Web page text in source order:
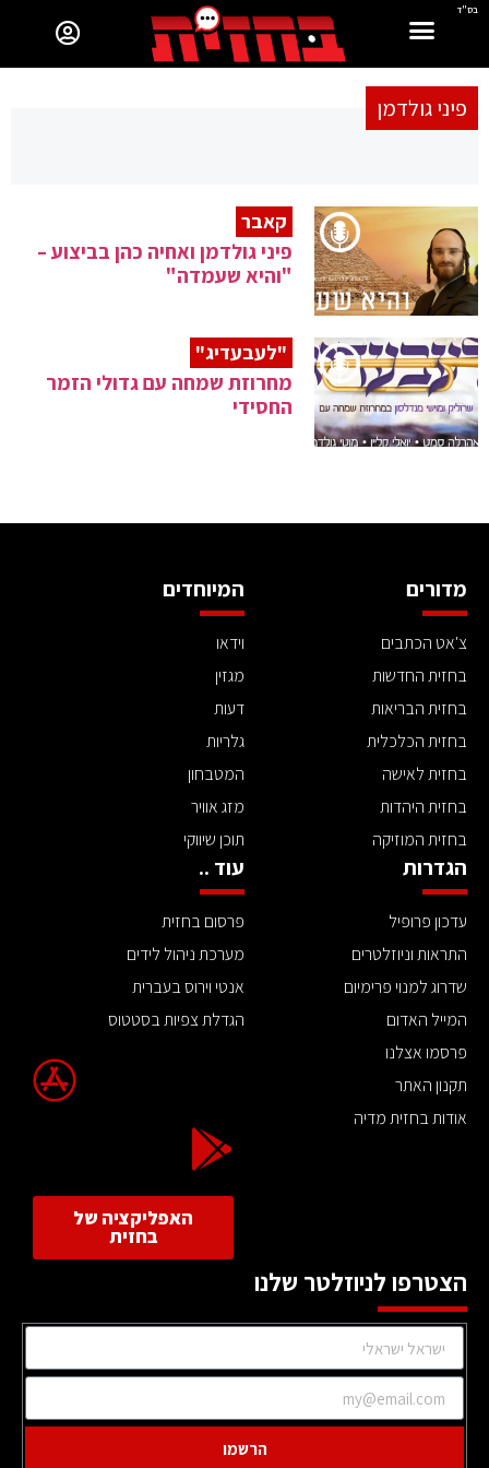
בס"ד
פיני גולדמן
קאבר
פיני גולדמן ואחיה כהן בביצוע –
"והיא שעמדה"
"לעבעדיג"
מחרוזת שמחה עם גדולי הזמר
החסידי
מדורים
צ'אט הכתבים
בחזית החדשות
בחזית הבריאות
בחזית הכלכלית
בחזית לאישה
בחזית היהדות
בחזית המוזיקה
המיוחדים
וידאו
מגזין
דעות
גלריות
המטבחון
מזג אוויר
תוכן שיווקי
הגדרות
עדכון פרופיל
התראות וניוזלטרים
שדרוג למנוי פרימיום
המייל האדום
פרסמו אצלנו
תקנון האתר
אודות בחזית מדיה
עוד ..
פרסום בחזית
מערכת ניהול לידים
אנטי וירוס בעברית
הגדלת צפיות בסטטוס
האפליקציה של
בחזית
הצטרפו לניוזלטר שלנו
הרשמו